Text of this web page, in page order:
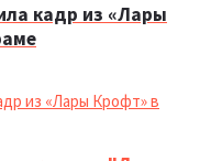
кадр из «Лары